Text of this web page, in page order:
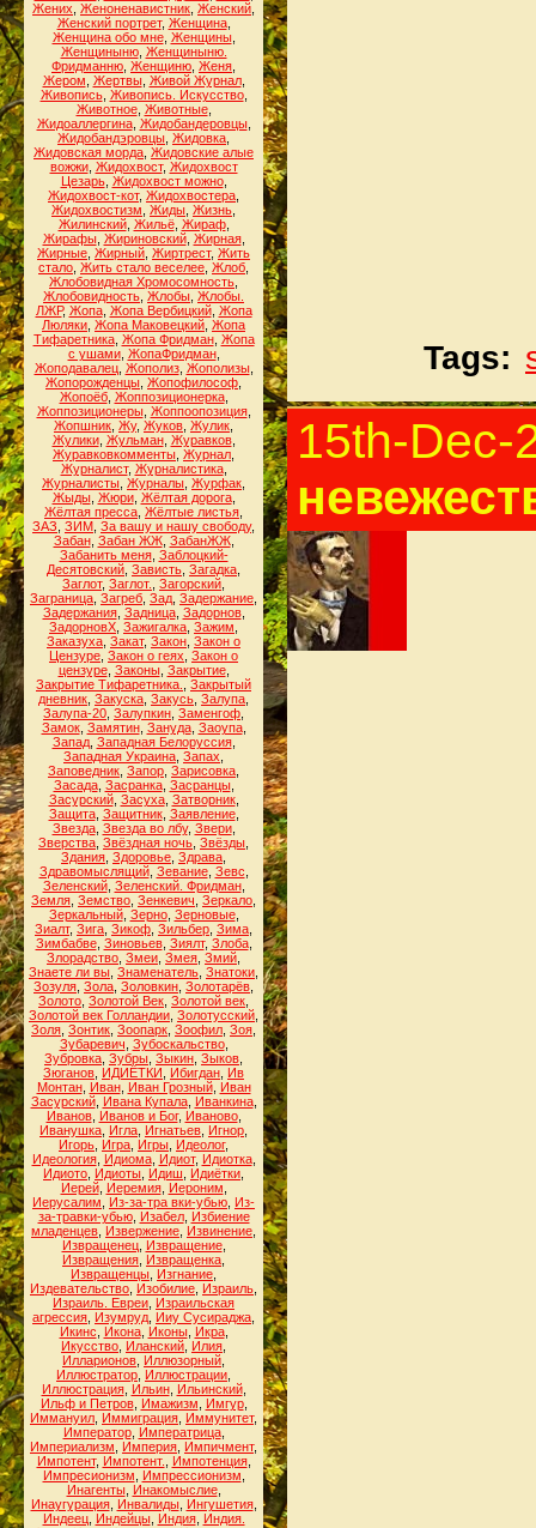
Жених Женоненавистник Женский
Женский портрет, Женщина,
Женщина обо мне, Женщины,
Женщиныню, Женщиныню.
Фридманню Женщиню Женя
Жером Жертвы, Живой Журнал,
Живопись, Живопись. Искусство,
Животное, Животные,
Жидоаллергина, Жидобандеровцы,
Жидобандэровцы Жидовка
Жидовская морда Жидовские алые
вожжи, Жидохвост, Жидохвост
Цезарь, Жидохвост можно,
Жидохвост-кот, Жидохвостера
Жидохвостизм Жиды Жизнь
Жилинский, Жильё, Жираф,
Жирафы, Жириновский, Жирная,
Жирные Жирный Жиртрест, Жить
стало Жить стало веселее Жлоб
Жлобовидная Хромосомность
Жлобовидность Жлобы Жлобы.
ЛЖР, Жопа, Жопа Вербицкий, Жопа
Люляки Жопа Маковецкий Жопа
Тифаретника, Жопа Фридман, Жопа
с ушами, ЖопаФридман,
Жоподавалец, Жополиз, Жополизы,
Жопорожденцы Жопофилософ
Жопоёб, Жоппозиционерка,
Жоппозиционеры, Жоппоопозиция,
Жопшник Жу, Жуков Жулик
Жулики, Жульман, Журавков,
Журавковкомменты Журнал
Журналист, Журналистика,
Журналисты Журналы Журфак
Жыды, Жюри, Жёлтая дорога,
Жёлтая пресса Жёлтые листья
ЗАЗ ЗИМ За вашу и нашу свободу,
Забан, Забан ЖЖ, ЗабанЖЖ,
Забанить меня, Заблоцкий-
Десятовский Зависть Загадка
Заглот, Заглот. Загорский
Заграница Загреб Зад Задержание
Задержания, Задница, Задорнов,
ЗадорновХ Зажигалка Зажим
Заказуха Закат, Закон Закон о
Цензуре Закон о геях Закон о
цензуре, Законы, Закрытие,
Закрытие Тифаретника.
Закрытый
дневник Закуска Закусь Залупа
Залупа-20 Залупкин Заменгоф
Замок, Замятин, Зануда, Заоупа,
Запад, Западная Белоруссия,
Западная Украина Запах
Заповедник Запор Зарисовка
Засада, Засранка, Засранцы,
Засурский, Засуха, Затворник,
Защита, Защитник, Заявление,
Звезда, Звезда во лбу, Звери,
Зверства Звёздная ночь Звёзды
Здания Здоровье Здрава
Здравомыслящий, Зевание, Зевс
Зеленский, Зеленский. Фридман,
Земля Земство Зенкевич Зеркало
Зеркальный, Зерно, Зерновые,
Зиалт, Зига Зикоф Зильбер Зима
Зимбабве, Зиновьев, Зиялт, Злоба,
Злорадство Змеи Змея Змий
Знаете ли вы Знаменатель Знатоки
Зозуля Зола Золовкин Золотарёв
Золото Золотой Век Золотой век
Золотой век Голландии Золотусский
Золя Зонтик Зоопарк Зоофил Зоя
Зубаревич Зубоскальство,
Зубровка Зубры Зыкин Зыков
Зюганов ИДИЁТКИ Ибигдан Ив
Монтан, Иван, Иван Грозный, Иван
Засурский, Ивана Купала, Иванкина,
Иванов, Иванов и Бог, Иваново,
Иванушка Игла Игнатьев Игнор
Игорь Игра Игры Идеолог,
Идеология, Идиома, Идиот, Идиотка,
Идиото Идиоты Идиш Идиётки
Иерей, Иеремия, Иероним
Иерусалим
Из-за-тра вки-убью Из-
за-травки-убью, Изабел, Избиение
младенцев Извержение Извинение
Извращенец, Извращение,
Извращения Извращенка
Извращенцы Изгнание
Издевательство Изобилие Израиль
Израиль. Евреи Израильская
агрессия Изумруд Ииу Сусираджа
Икинс
Икона, Иконы, Икра,
Икусство Иланский Илия
Илларионов Иллюзорный
Иллюстратор Иллюстрации
Иллюстрация, Ильин, Ильинский,
Ильф и Петров, Имажизм Имгур,
Иммануил Иммиграция Иммунитет,
Император, Императрица,
Империализм
Империя Импичмент,
Импотент, Импотент. Импотенция,
Импресионизм
Импрессионизм
Инагенты, Инакомыслие,
Инаугурация, Инвалиды, Ингушетия,
Индеец, Индейцы, Индия, Индия.
Tags:
15th-Dec-